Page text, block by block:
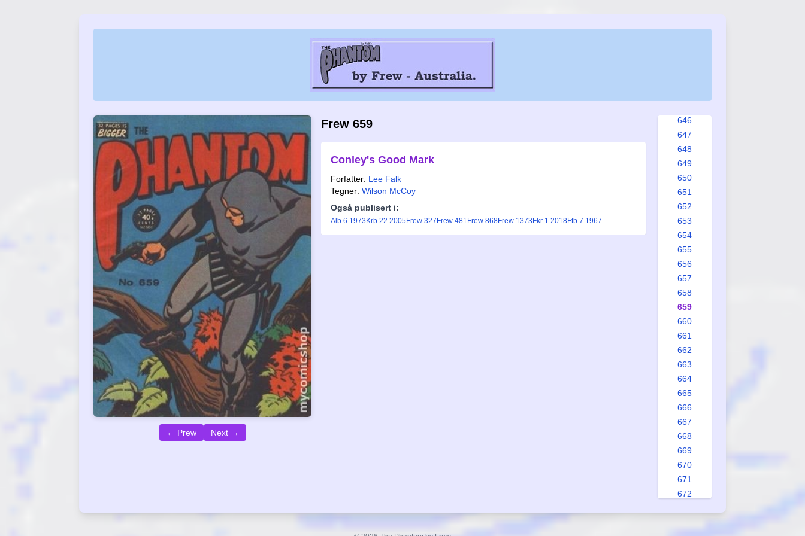
← Prew Next →
Frew 659
Conley's Good Mark
Forfatter: Lee Falk
Tegner: Wilson McCoy
Også publisert i:
Alb 6 1973 Krb 22 2005Frew 327 Frew 481 Frew 868Frew 1373 Fkr 1 2018Ftb 7 1967
646
647
648
649
650
651
652
653
654
655
656
657
658
659
660
661
662
663
664
665
666
667
668
669
670
671
672